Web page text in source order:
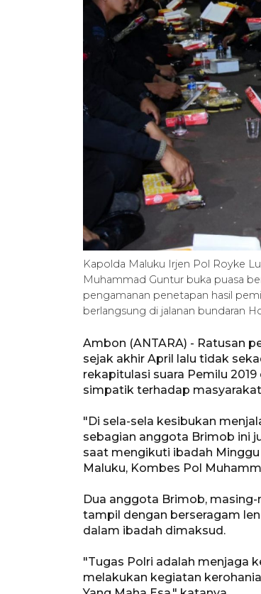
Kapolda Maluku Irjen Pol Royke
Muhammad Guntur buka puasa
pengamanan penetapan hasil
berlangsung di jalanan bundaran
Ambon (ANTARA) - Ratusan
sejak akhir April lalu tidak
rekapitulasi suara Pemilu
simpatik terhadap
"Di sela-sela kesibukan
sebagian anggota Brimob ini
saat mengikuti ibadah
Maluku, Kombes Pol
Dua anggota Brimob,
tampil dengan berseragam
dalam ibadah dimaksud.
"Tugas Polri adalah menjaga
melakukan kegiatan